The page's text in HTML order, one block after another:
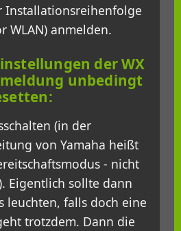
Installationsreihenfolge
WLAN) anmelden.
der WX
unbedingt
(in der
von Yamaha heißt
- nicht
Eigentlich sollte dann
leuchten, falls doch eine
trotzdem. Dann die